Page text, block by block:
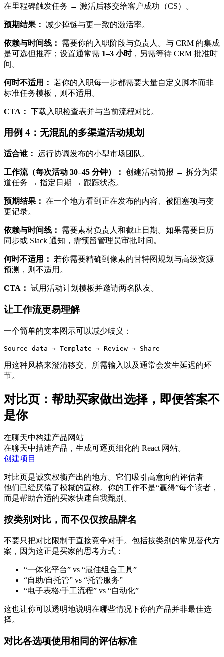
在里程碑触发任务 → 激活后移交给客户成功（CS）。
预期结果： 减少掉链与更一致的激活率。
依赖与时间线：
需要你的入职阶段与负责人。与 CRM 的集成
是可选但推荐；设置通常需 1–3 小时，另需等待 CRM 批准时
间。
何时不适用：
若你的入职每一步都需要大量自定义脚本而非
标准任务模板，则不适用。
CTA： 下载入职检查表并与当前流程对比。
用例 4：无混乱的多渠道活动规划
适合谁： 运行协调发布的小型市场团队。
工作流（每次活动 30–45 分钟）： 创建活动简报 → 拆分为渠
道任务 → 指定日期 → 跟踪状态。
预期结果： 在一个地方看到正在发布的内容、被阻塞项与变
更记录。
依赖与时间线：
需要素材负责人和截止日期。如果需要日历
同步或 Slack 通知，需预留管理员审批时间。
何时不适用：
若你需要精确到像素的甘特图规划与高级资源
预测，则不适用。
CTA： 试用活动计划模板并邀请两名队友。
让工作流更易理解
一个简单的文本图示可以减少歧义：
用这种风格来澄清移交、所需输入以及通常会发生延迟的环
节。
对比页：帮助买家做出选择，即便答案不
是你
在聊天中构建产品网站
在聊天中描述产品，生成可逐页细化的 React 网站。
创建项目
对比页是诚实权衡产出的地方。它们吸引高意向的评估者——
他们已经厌倦了模糊的宣称。你的工作不是“赢得”每个读者，
而是帮助合适的买家快速自我甄别。
按类别对比，而不仅仅按品牌名
不要只把对比限制于直接竞争对手。包括按类别的常见替代方
案，因为这正是买家的思考方式：
“一体化平台” vs “最佳组合工具”
“自助/自托管” vs “托管服务”
“电子表格/手工流程” vs “自动化”
这也让你可以透明地说明在哪些情况下你的产品并非最佳选
择。
对比各选项使用相同的评估标准